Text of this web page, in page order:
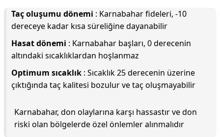
Taç oluşumu dönemi : Karnabahar fideleri, -10
dereceye kadar kısa süreliğine dayanabilir
Hasat dönemi : Karnabahar başları, 0 derecenin
altındaki sıcaklıklardan hoşlanmaz
Optimum sıcaklık : Sıcaklık 25 derecenin üzerine
çıktığında taç kalitesi bozulur ve taç oluşmayabilir
Karnabahar, don olaylarına karşı hassastır ve don
riski olan bölgelerde özel önlemler alınmalıdır